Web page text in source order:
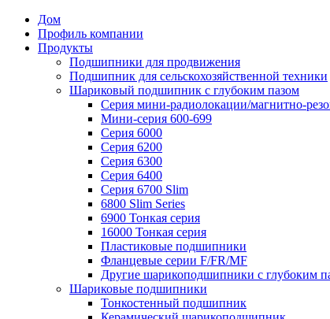
Дом
Профиль компании
Продукты
Подшипники для продвижения
Подшипник для сельскохозяйственной техники
Шариковый подшипник с глубоким пазом
Серия мини-радиолокации/магнитно-
Мини-серия 600-699
Серия 6000
Серия 6200
Серия 6300
Серия 6400
Серия 6700 Slim
6800 Slim Series
6900 Тонкая серия
16000 Тонкая серия
Пластиковые подшипники
Фланцевые серии F/FR/MF
Другие шарикоподшипники с глубоким
Шариковые подшипники
Тонкостенный подшипник